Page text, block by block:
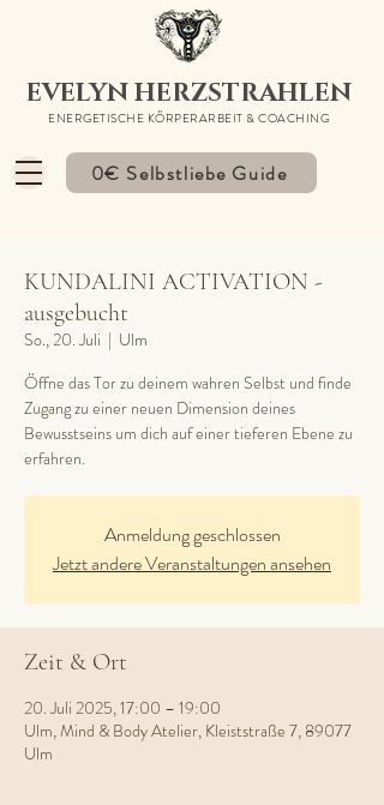
ENERGETISCHE KÖRPERARBEIT & COACHING
EVELYN HERZSTRAHLEN
0€ Selbstliebe Guide
KUNDALINI ACTIVATION -
ausgebucht
So., 20. Juli
  |
Ulm
Öffne das Tor zu deinem wahren Selbst und finde
Zugang zu einer neuen Dimension deines
Bewusstseins um dich auf einer tieferen Ebene zu
erfahren.
Anmeldung geschlossen
Jetzt andere Veranstaltungen ansehen
Zeit & Ort
20. Juli 2025, 17:00 – 19:00
Ulm, Mind & Body Atelier, Kleiststraße 7, 89077
Ulm